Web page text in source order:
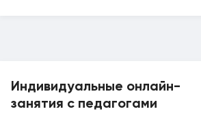
Индивидуальные онлайн-
занятия с педагогами